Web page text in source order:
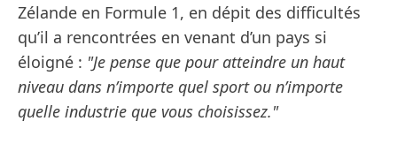
Zélande en Formule 1, en dépit des difficultés
qu’il a rencontrées en venant d’un pays si
éloigné : "Je pense que pour atteindre un haut
niveau dans n’importe quel sport ou n’importe
quelle industrie que vous choisissez."